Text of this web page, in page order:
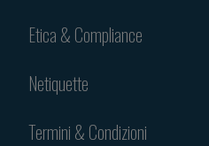
Etica & Compliance
Netiquette
Termini & Condizioni